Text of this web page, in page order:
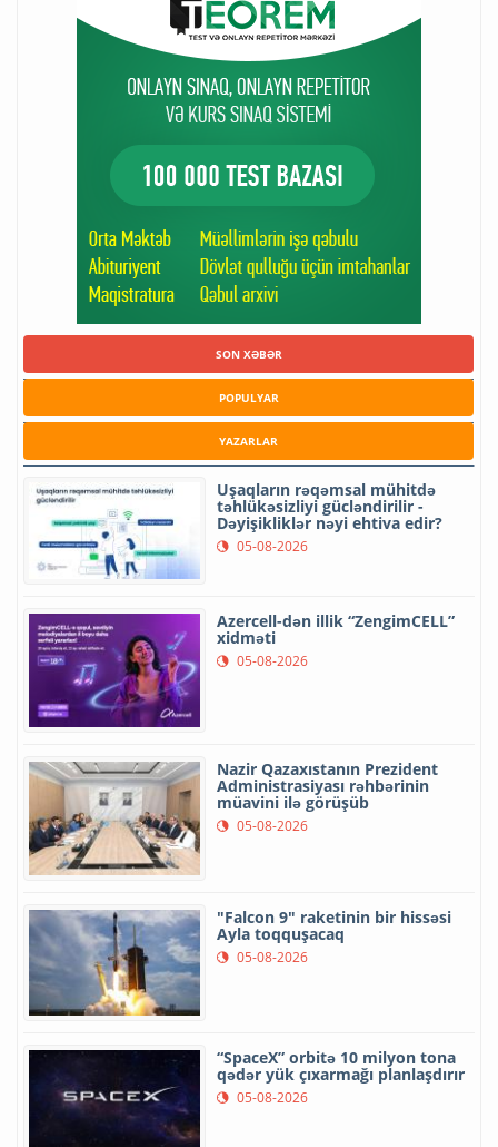
SON XƏBƏR
POPULYAR
YAZARLAR
Uşaqların rəqəmsal mühitdə
təhlükəsizliyi gücləndirilir -
Dəyişikliklər nəyi ehtiva edir?
05-08-2026
Azercell-dən illik “ZengimCELL”
xidməti
05-08-2026
Nazir Qazaxıstanın Prezident
Administrasiyası rəhbərinin
müavini ilə görüşüb
05-08-2026
"Falcon 9" raketinin bir hissəsi
Ayla toqquşacaq
05-08-2026
“SpaceX” orbitə 10 milyon tona
qədər yük çıxarmağı planlaşdırır
05-08-2026